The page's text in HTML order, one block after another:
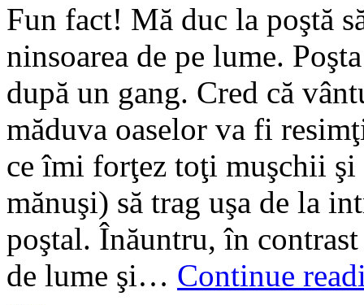
Fun fact! Mă duc la poştă
ninsoarea de pe lume.
după un gang. Cred că
măduva oaselor va fi
ce îmi forţez toţi muşchii şi
mănuşi) să trag uşa de la
poştal. Înăuntru, în
de lume şi… Continue